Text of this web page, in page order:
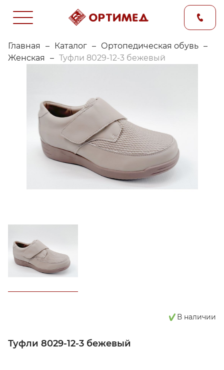
Главная – Каталог – Ортопедическая обувь –
Женская
– Туфли 8029-12-3 бежевый
В наличии
Туфли 8029-12-3 бежевый